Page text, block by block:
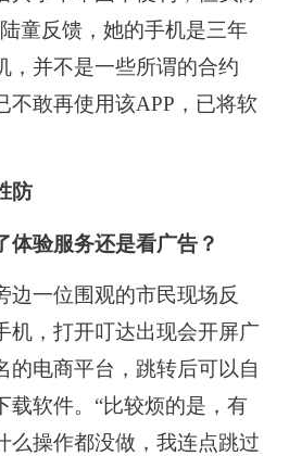
童反馈，她的手机是三年
，并不是一些所谓的合约
不敢再使用该APP，已将软
防
体验服务还是看广告？
一位围观的市民现场反
机，打开叮达出现会开屏广
的电商平台，跳转后可以自
载软件。“比较烦的是，有
么操作都没做，我连点跳过